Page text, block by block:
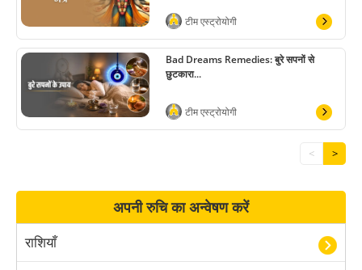
टीम एस्ट्रोयोगी
Bad Dreams Remedies: बुरे सपनों से
छुटकारा...
टीम एस्ट्रोयोगी
< >
अपनी रुचि का अन्वेषण करें
राशियाँ